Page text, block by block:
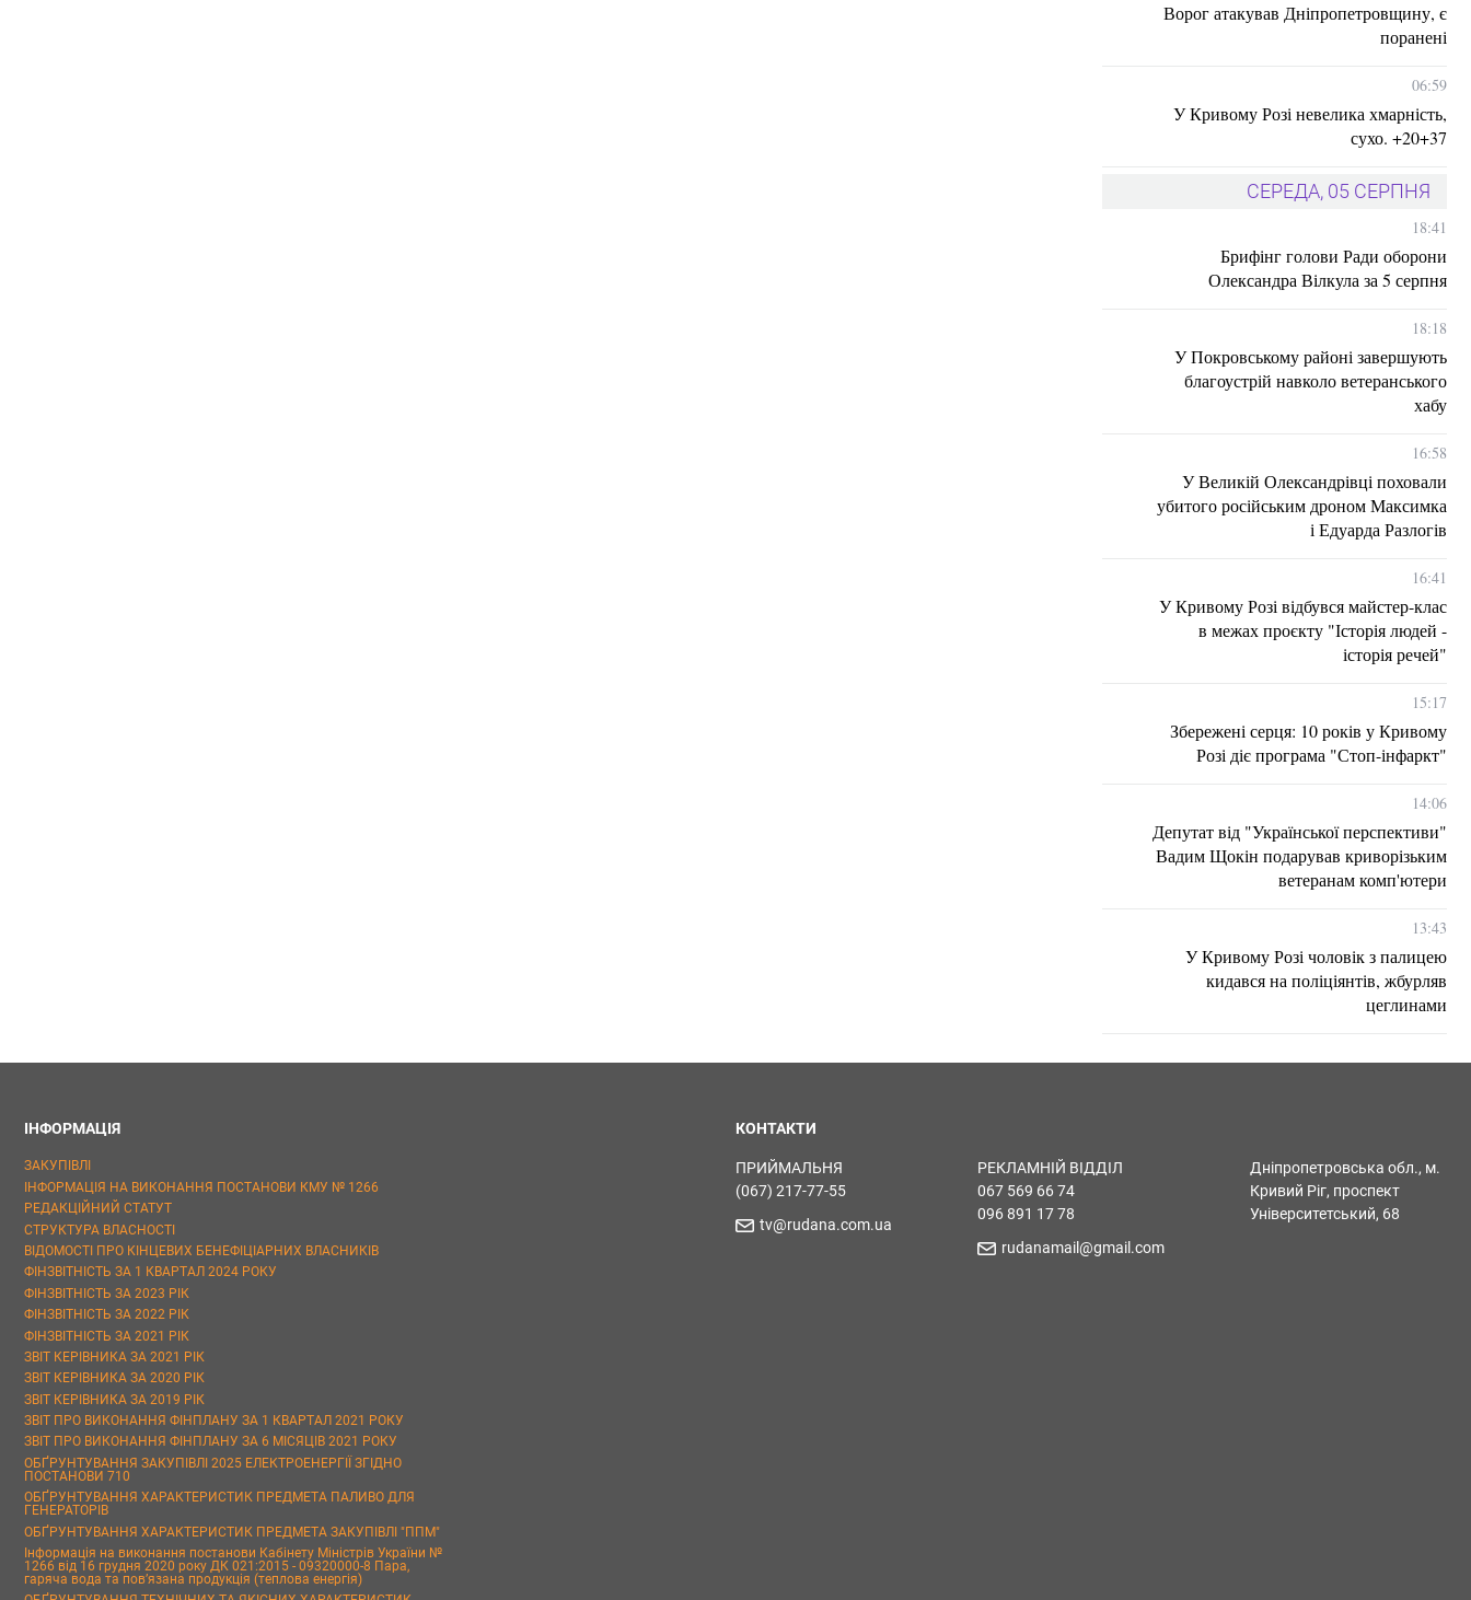
Ворог атакував Дніпропетровщину, є
поранені
06:59
У Кривому Розі невелика хмарність,
сухо. +20+37
СЕРЕДА, 05 СЕРПНЯ
18:41
Брифінг голови Ради оборони
Олександра Вілкула за 5 серпня
18:18
У Покровському районі завершують
благоустрій навколо ветеранського
хабу
16:58
У Великій Олександрівці поховали
убитого російським дроном Максимка
і Едуарда Разлогів
16:41
У Кривому Розі відбувся майстер-клас
в межах проєкту "Історія людей -
історія речей"
15:17
Збережені серця: 10 років у Кривому
Розі діє програма "Стоп-інфаркт"
14:06
Депутат від "Української перспективи"
Вадим Щокін подарував криворізьким
ветеранам комп'ютери
13:43
У Кривому Розі чоловік з палицею
кидався на поліціянтів, жбурляв
цеглинами
ІНФОРМАЦІЯ
ЗАКУПІВЛІ
ІНФОРМАЦІЯ НА ВИКОНАННЯ ПОСТАНОВИ КМУ № 1266
РЕДАКЦІЙНИЙ СТАТУТ
СТРУКТУРА ВЛАСНОСТІ
ВІДОМОСТІ ПРО КІНЦЕВИХ БЕНЕФІЦІАРНИХ ВЛАСНИКІВ
ФІНЗВІТНІСТЬ ЗА 1 КВАРТАЛ 2024 РОКУ
ФІНЗВІТНІСТЬ ЗА 2023 РІК
ФІНЗВІТНІСТЬ ЗА 2022 РІК
ФІНЗВІТНІСТЬ ЗА 2021 РІК
ЗВІТ КЕРІВНИКА ЗА 2021 РІК
ЗВІТ КЕРІВНИКА ЗА 2020 РІК
ЗВІТ КЕРІВНИКА ЗА 2019 РІК
ЗВІТ ПРО ВИКОНАННЯ ФІНПЛАНУ ЗА 1 КВАРТАЛ 2021 РОКУ
ЗВІТ ПРО ВИКОНАННЯ ФІНПЛАНУ ЗА 6 МІСЯЦІВ 2021 РОКУ
ОБҐРУНТУВАННЯ ЗАКУПІВЛІ 2025 ЕЛЕКТРОЕНЕРГІЇ ЗГІДНО
ПОСТАНОВИ 710
ОБҐРУНТУВАННЯ ХАРАКТЕРИСТИК ПРЕДМЕТА ПАЛИВО ДЛЯ
ГЕНЕРАТОРІВ
ОБҐРУНТУВАННЯ ХАРАКТЕРИСТИК ПРЕДМЕТА ЗАКУПІВЛІ "ППМ"
Інформація на виконання постанови Кабінету Міністрів України №
1266 від 16 грудня 2020 року ДК 021:2015 - 09320000-8 Пара,
гаряча вода та пов’язана продукція (теплова енергія)
КОНТАКТИ
ПРИЙМАЛЬНЯ
(067) 217-77-55
tv@rudana.com.ua
РЕКЛАМНІЙ ВІДДІЛ
067 569 66 74
096 891 17 78
rudanamail@gmail.com
Дніпропетровська обл., м.
Кривий Ріг, проспект
Університетський, 68